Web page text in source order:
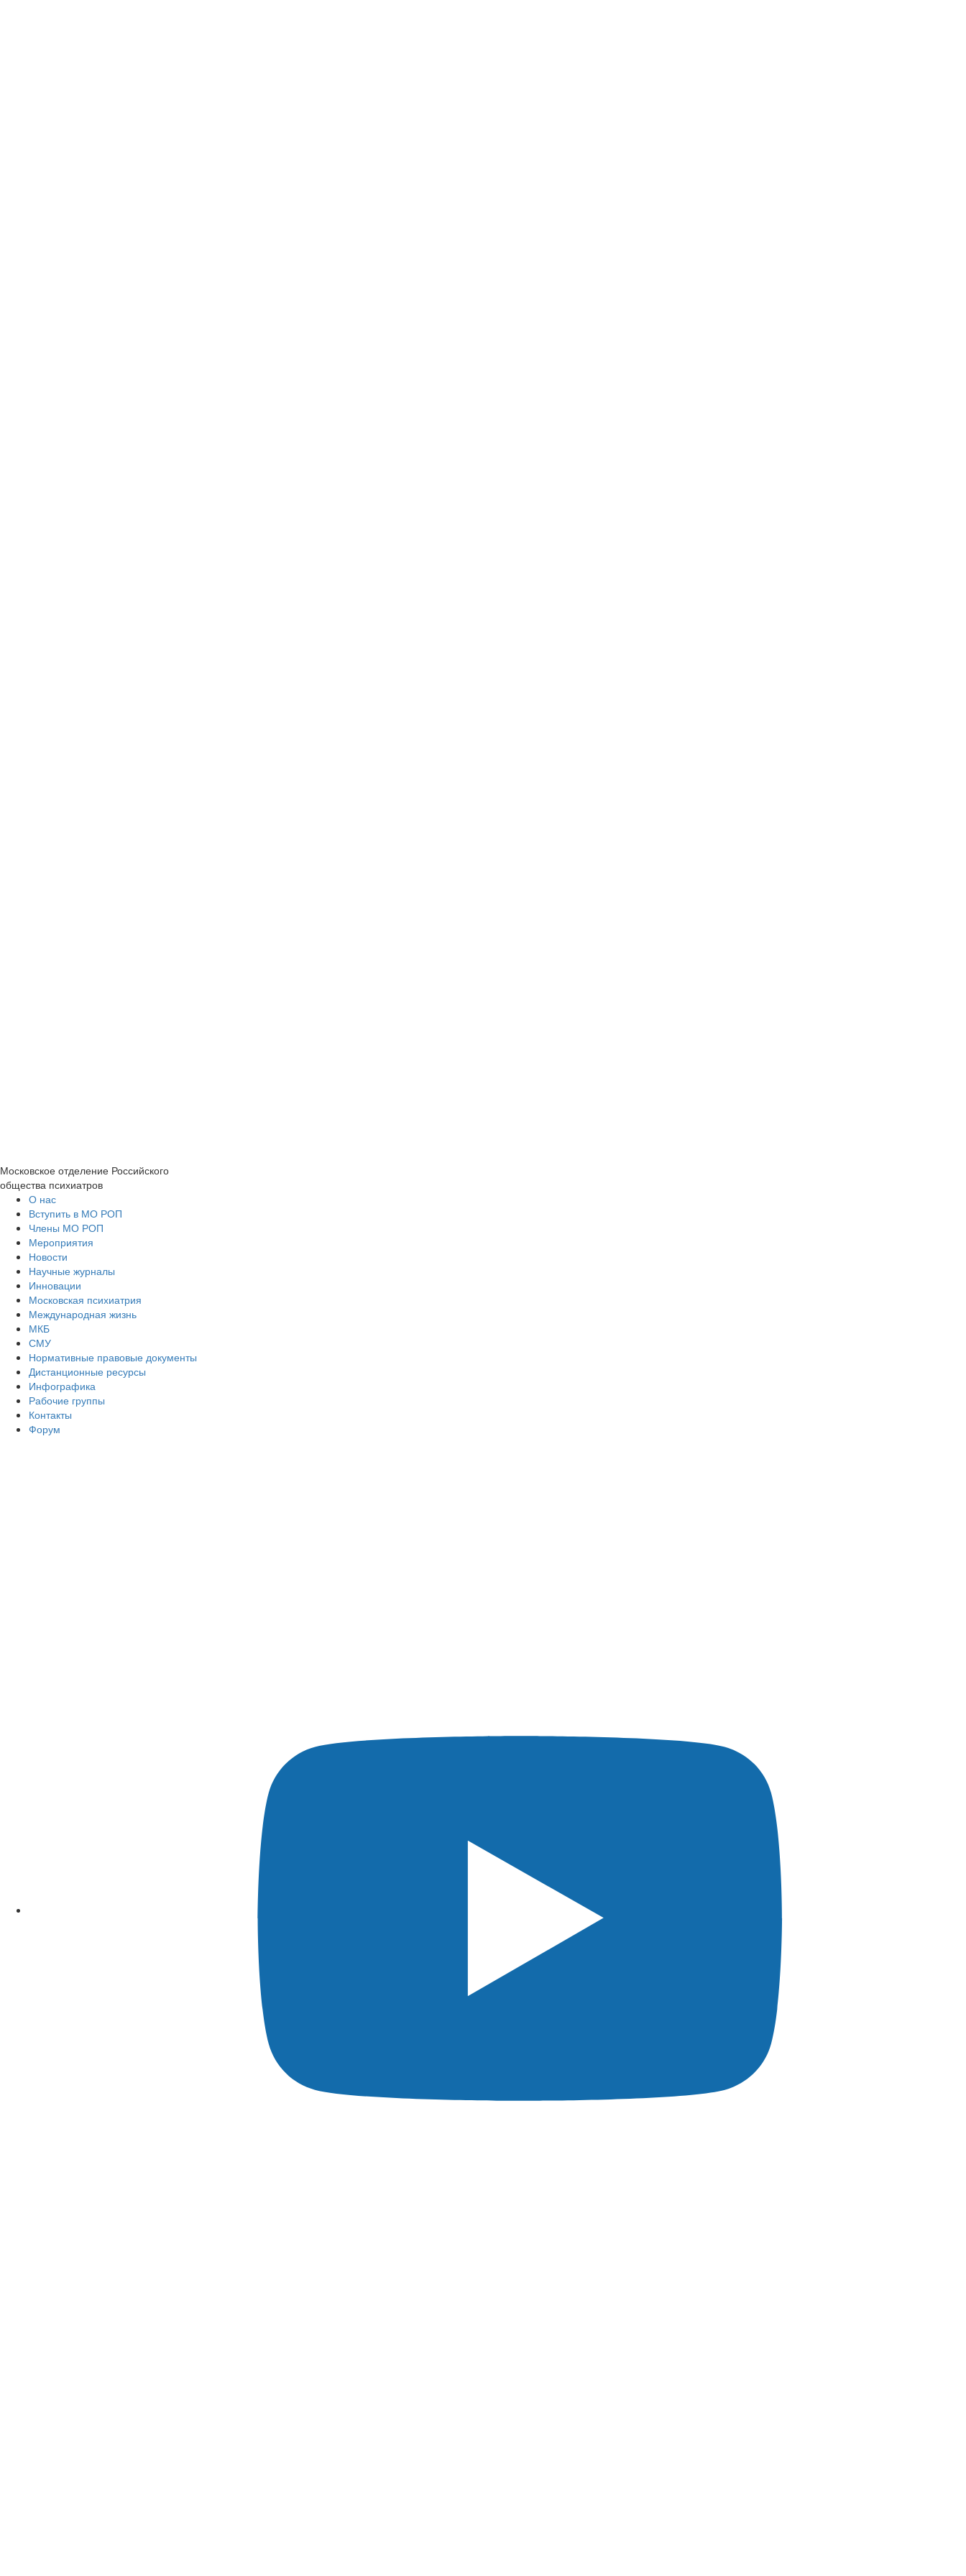
Московское отделение Российского
общества психиатров
О нас
Вступить в МО РОП
Члены МО РОП
Мероприятия
Новости
Научные журналы
Инновации
Московская психиатрия
Международная жизнь
МКБ
СМУ
Нормативные правовые документы
Дистанционные ресурсы
Инфографика
Рабочие группы
Контакты
Форум